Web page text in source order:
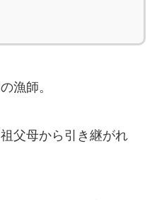
漁師。
父母から引き継がれ